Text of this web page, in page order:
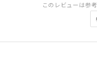
このレビューは参